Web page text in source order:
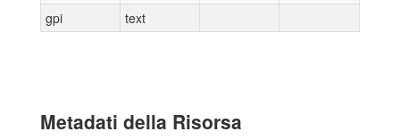
gpi
text
Metadati della Risorsa